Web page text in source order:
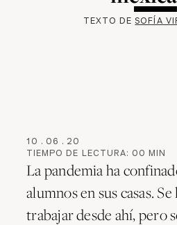
TEXTO DE SOFÍA
10 . 06 . 20
TIEMPO DE LECTURA: 00 MIN
La pandemia ha
alumnos en sus casas.
trabajar desde ahí, pero